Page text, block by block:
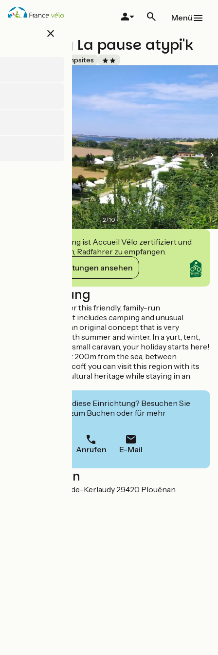
Direkt
zum
close
Menü
Camping La pause atypi'k
Campsites
2/10
Diese Einrichtung ist Accueil Vélo zertifiziert und
verpflichtet sich, Radfahrer zu empfangen.
Ihre Verpflichtungen ansehen
Beschreibung
Come and discover this friendly, family-run
establishment that includes camping and unusual
accommodation, an original concept that is very
comfortable in both summer and winter. In a yurt, tent,
hiker's hut, van or small caravan, your holiday starts here!
Ideally located just 200m from the sea, between
Carantec and Roscoff, you can visit this region with its
rich natural and cultural heritage while staying in an
Interessiert Sie diese Einrichtung? Besuchen Sie
deren Website zum Buchen oder für mehr
Anrufen E-Mail
Localisation
181 Pont de la Corde-Kerlaudy 29420 Plouénan